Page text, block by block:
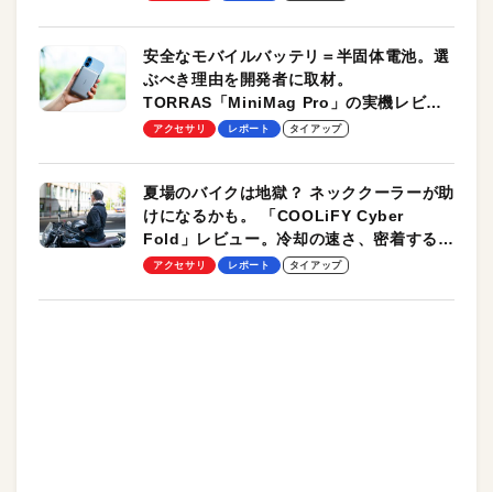
安全なモバイルバッテリ＝半固体電池。選
ぶべき理由を開発者に取材。
TORRAS「MiniMag Pro」の実機レビュ
ーも
アクセサリ レポート タイアップ
夏場のバイクは地獄？ ネッククーラーが助
けになるかも。 「COOLiFY Cyber
Fold」レビュー。冷却の速さ、密着する冷
却プレート、シンプルな操作性がグッド！
アクセサリ レポート タイアップ